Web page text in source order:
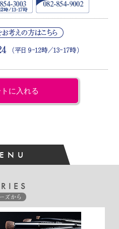
メイクにかかせませんし、時短
ここまで違うものかと感動し
も満足しています
に入れる
ズから